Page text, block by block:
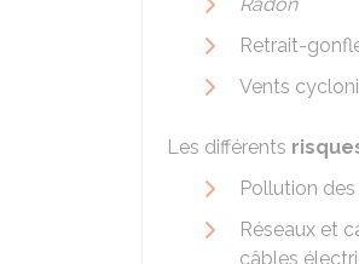
Retrait-
Vents
Les différents
Pollution
Réseaux et
câbles